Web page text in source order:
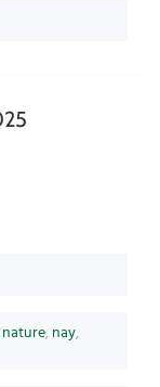
nature,nay,